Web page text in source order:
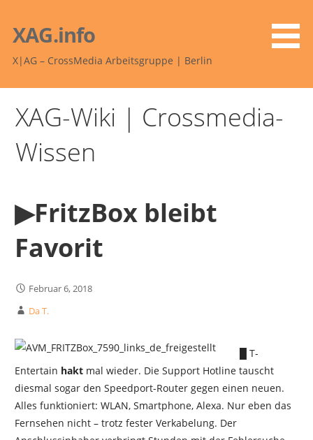
Inhalt
springen
XAG.info
X|AG – CrossMedia Arbeitsgruppe | Berlin
XAG-Wiki | Crossmedia-
Wissen
▶︎FritzBox bleibt
Favorit
Februar 6, 2018
Da T.
█ T-
Entertain haktmal wieder. Die Support Hotline tauscht
diesmal sogar den Speedport-Router gegen einen neuen.
Alles funktioniert: WLAN, Smartphone, Alexa. Nur eben das
Fernsehen nicht – trotz fester Verkabelung. Der